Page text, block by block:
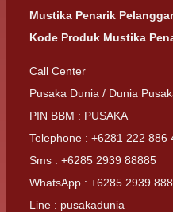
Mustika Penarik
Kode Produk Mustika
Call Center
Pusaka Dunia / Dunia
PIN BBM : PUSAKA
Telephone : +6281 222 886
Sms : +6285 2939 88885
WhatsApp : +6285 2939
Line : pusakadunia